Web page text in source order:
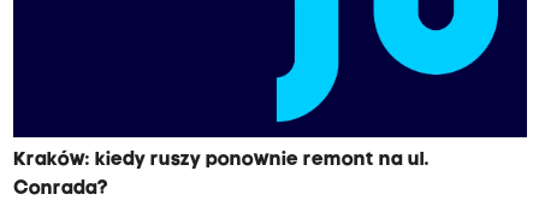
Kraków: kiedy ruszy ponownie remont na ul.
Conrada?